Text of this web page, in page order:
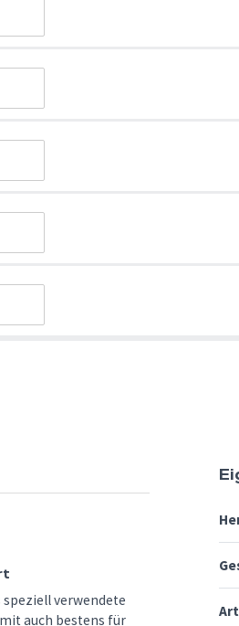
verwendete
auch bestens für
Art